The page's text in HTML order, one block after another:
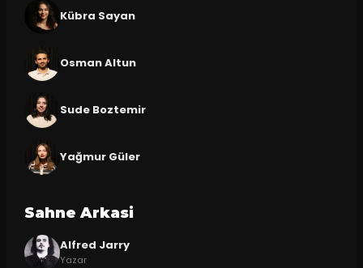
Kübra Sayan
Osman Altun
Sude Boztemir
Yağmur Güler
Sahne Arkasi
Alfred Jarry
Yazar